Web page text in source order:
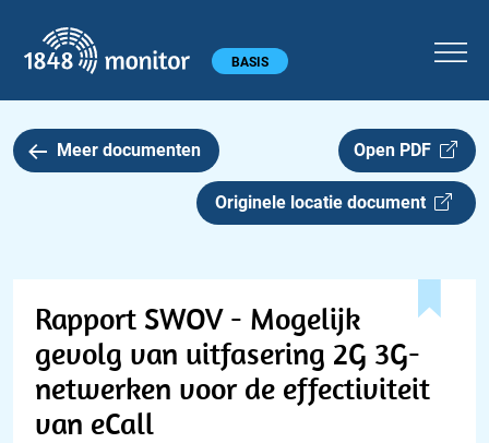
Hoofdmenu BASIS
Meer documenten Open PDF
Originele locatie document
Rapport SWOV - Mogelijk
gevolg van uitfasering 2G 3G-
netwerken voor de effectiviteit
van eCall